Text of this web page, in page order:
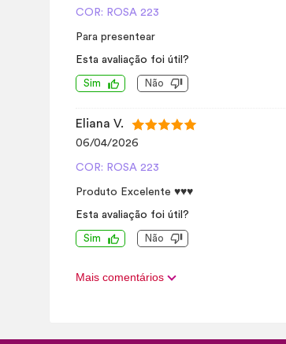
COR: ROSA 223
Para presentear
Esta avaliação foi útil?
Sim Não
Eliana V.
06/04/2026
COR: ROSA 223
Produto Excelente ♥️♥️♥️
Esta avaliação foi útil?
Sim Não
Mais comentários